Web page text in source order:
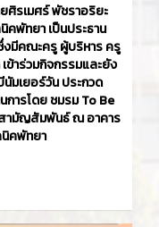
ศิรเมศร์ พัชราอริยะ
คพัทยา เป็นประธาน
งมีคณะครู ผู้บริหาร ครู
ข้าร่วมกิจกรรมและยัง
มเยอร์วัน ประกวด
การโดย ชมรม To Be
สามัญสัมพันธ์ ณ อาคาร
นิคพัทยา